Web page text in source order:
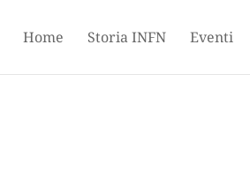
Home Storia INFN Eventi